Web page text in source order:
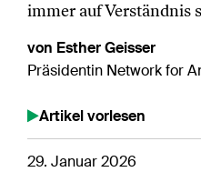
immer auf Verständnis
von Esther Geisser
Präsidentin Network for
Artikel vorlesen
29. Januar 2026